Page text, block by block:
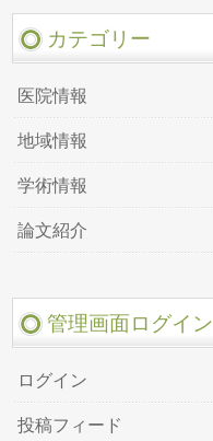
カテゴリー
医院情報
地域情報
学術情報
論文紹介
管理画面ログイン
ログイン
投稿フィード